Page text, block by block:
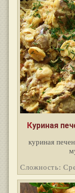
Куриная
куриная
Сложность: